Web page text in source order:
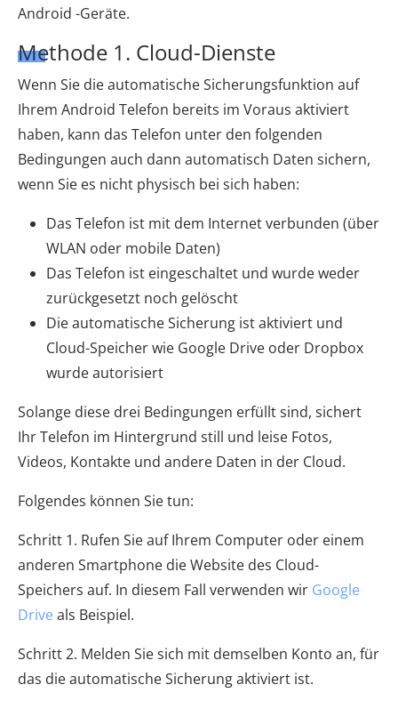
Android -Geräte.
Methode 1. Cloud-Dienste
Wenn Sie die automatische Sicherungsfunktion auf
Ihrem Android Telefon bereits im Voraus aktiviert
haben, kann das Telefon unter den folgenden
Bedingungen auch dann automatisch Daten sichern,
wenn Sie es nicht physisch bei sich haben:
Das Telefon ist mit dem Internet verbunden (über
WLAN oder mobile Daten)
Das Telefon ist eingeschaltet und wurde weder
zurückgesetzt noch gelöscht
Die automatische Sicherung ist aktiviert und
Cloud-Speicher wie Google Drive oder Dropbox
wurde autorisiert
Solange diese drei Bedingungen erfüllt sind, sichert
Ihr Telefon im Hintergrund still und leise Fotos,
Videos, Kontakte und andere Daten in der Cloud.
Folgendes können Sie tun:
Schritt 1. Rufen Sie auf Ihrem Computer oder einem
anderen Smartphone die Website des Cloud-
Speichers auf. In diesem Fall verwenden wir Google
Drive als Beispiel.
Schritt 2. Melden Sie sich mit demselben Konto an, für
das die automatische Sicherung aktiviert ist.